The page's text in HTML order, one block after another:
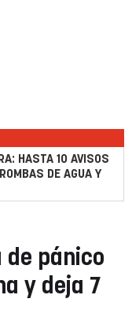
HASTA 10 AVISOS
DE AGUA Y
de pánico
y deja 7